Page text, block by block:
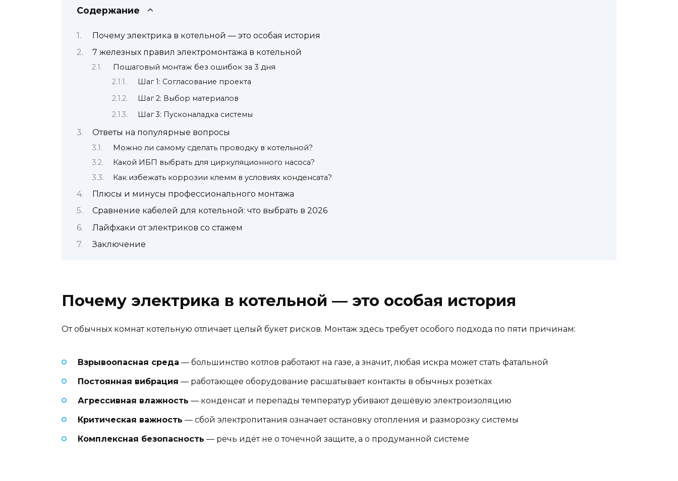
Содержание
Почему электрика в котельной — это особая история
7 железных правил электромонтажа в котельной
Пошаговый монтаж без ошибок за 3 дня
Шаг 1: Согласование проекта
Шаг 2: Выбор материалов
Шаг 3: Пусконаладка системы
Ответы на популярные вопросы
Можно ли самому сделать проводку в котельной?
Какой ИБП выбрать для циркуляционного насоса?
Как избежать коррозии клемм в условиях конденсата?
Плюсы и минусы профессионального монтажа
Сравнение кабелей для котельной: что выбрать в 2026
Лайфхаки от электриков со стажем
Заключение
Почему электрика в котельной — это особая история
От обычных комнат котельную отличает целый букет рисков. Монтаж здесь требует особого подхода по пяти причинам:
Взрывоопасная среда — большинство котлов работают на газе, а значит, любая искра может стать фатальной
Постоянная вибрация — работающее оборудование расшатывает контакты в обычных розетках
Агрессивная влажность — конденсат и перепады температур убивают дешёвую электроизоляцию
Критическая важность — сбой электропитания означает остановку отопления и разморозку системы
Комплексная безопасность — речь идёт не о точечной защите, а о продуманной системе